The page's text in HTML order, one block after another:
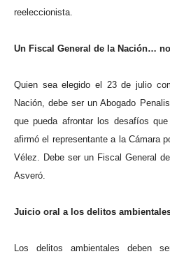
reeleccionista.
Un Fiscal General de la Nación…
Quien sea elegido el 23 de julio
Nación, debe ser un Abogado
que pueda afrontar los desafíos
afirmó el representante a la Cámara
Vélez. Debe ser un Fiscal General
Asveró.
Juicio oral a los delitos
Los delitos ambientales deben